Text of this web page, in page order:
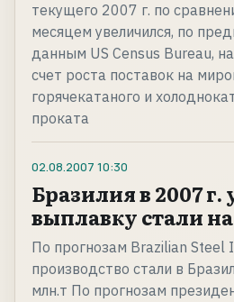
текущего 2007 г. по
месяцем увеличился, по
данным US Census Bureau,
счет роста поставок на
горячекатаного и
проката
02.08.2007 10:30
Бразилия в 2007
выплавку стали на
По прогнозам Brazilian Steel
производство стали в
млн.т По прогнозам